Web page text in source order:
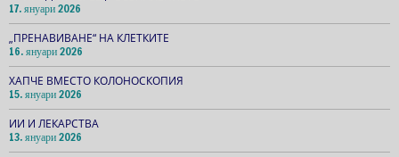
17. януари 2026
„ПРЕНАВИВАНЕ“ НА КЛЕТКИТЕ
16. януари 2026
ХАПЧЕ ВМЕСТО КОЛОНОСКОПИЯ
15. януари 2026
ИИ И ЛЕКАРСТВА
13. януари 2026